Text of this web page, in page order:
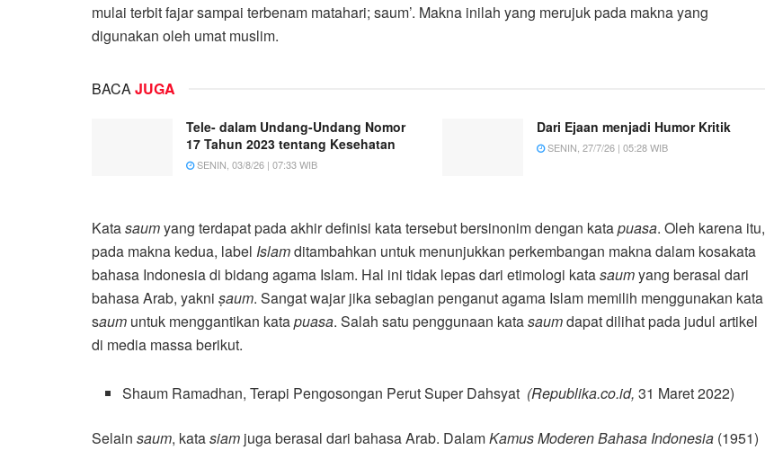
mulai terbit fajar sampai terbenam matahari; saum’. Makna inilah yang merujuk pada makna yang
digunakan oleh umat muslim.
BACAJUGA
Tele- dalam Undang-Undang Nomor
17 Tahun 2023 tentang Kesehatan
SENIN, 03/8/26 | 07:33 WIB
Dari Ejaan menjadi Humor Kritik
SENIN, 27/7/26 | 05:28 WIB
Katasaumyang terdapat pada akhir definisi kata tersebut bersinonim dengan katapuasa. Oleh karena itu,
pada makna kedua, label Islamditambahkan untuk menunjukkan perkembangan makna dalam kosakata
bahasa Indonesia di bidang agama Islam. Hal ini tidak lepas dari etimologi katasaumyang berasal dari
bahasa Arab, yakni ṣaum. Sangat wajar jika sebagian penganut agama Islam memilih menggunakan kata
saum untuk menggantikan katapuasa. Salah satu penggunaan katasaumdapat dilihat pada judul artikel
di media massa berikut.
Shaum Ramadhan, Terapi Pengosongan Perut Super Dahsyat (Republika.co.id, 31 Maret 2022)
Selain saum, katasiam juga berasal dari bahasa Arab. DalamKamus Moderen Bahasa Indonesia (1951)